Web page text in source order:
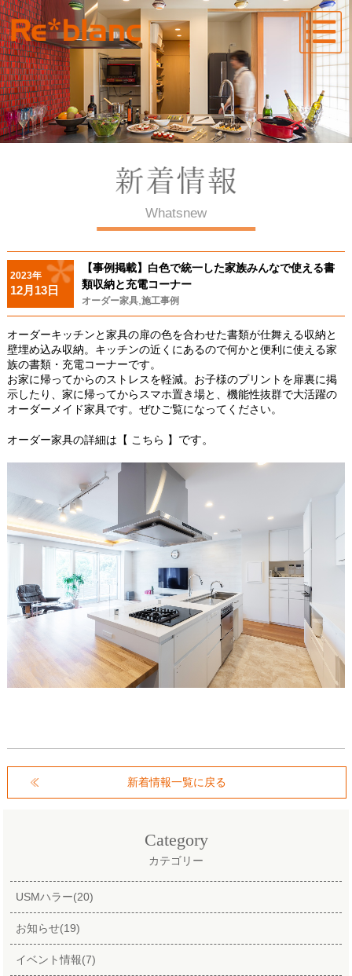
Whatsnew
2023年
12月13日
【事例掲載】白色で統一した家族みんなで使える書
類収納と充電コーナー
オーダー家具, 施工事例
オーダーキッチンと家具の扉の色を合わせた書類が仕舞える収納と
壁埋め込み収納。 キッチンの近くにあるので何かと便利に使える家
族の書類・充電コーナーです。
お家に帰ってからのストレスを軽減。お子様のプリントを扉裏に掲
示したり、家に帰ってからスマホ置き場と、機能性抜群で大活躍の
オーダーメイド家具です。 ぜひご覧になってください。
オーダー家具の詳細は 【 こちら 】 です。
新着情報一覧に戻る
Category
カテゴリー
USMハラー(20)
お知らせ(19)
イベント情報(7)